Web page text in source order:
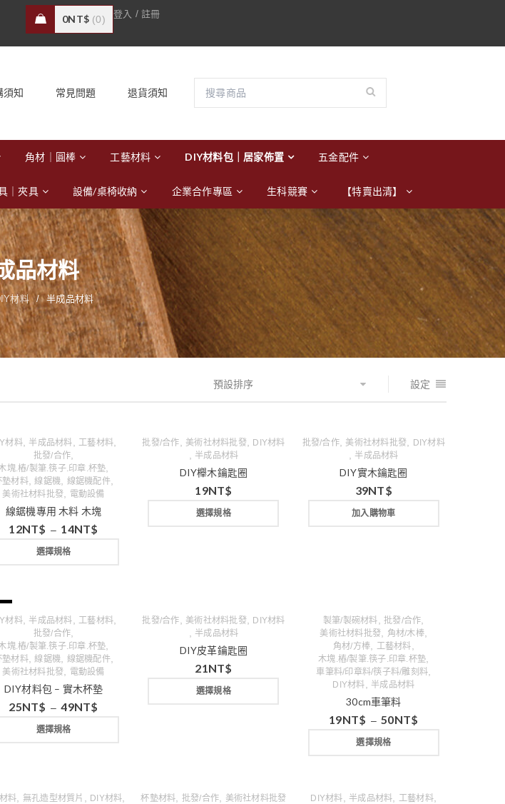
0NT$ 0 登入 / 註冊
須知 常見問題 退貨須知
角材｜圓棒 工藝材料 DIY材料包｜居家佈置 五金配件
｜夾具 設備/桌椅收納 企業合作專區 生科競賽 【特賣出清】
品材料
材料 / 半成品材料
設定
預設排序
材料, 半成品材料 工藝材料
批發/合作
塊.樁/製筆.筷子.印章.杯墊
墊材料,線鋸機 線鋸機配件,
美術社材料批發 電動設備
線鋸機專用 木料 木塊
12NT$ – 14NT$
選擇規格
批發/合作 美術社材料批發, DIY材料
半成品材料
DIY櫸木鑰匙圈
19NT$
選擇規格
批發/合作, 美術社材料批發 DIY材料
半成品材料
DIY實木鑰匙圈
39NT$
加入購物車
材料, 半成品材料 工藝材料
批發/合作
塊.樁/製筆.筷子.印章.杯墊
墊材料,線鋸機 線鋸機配件,
美術社材料批發 電動設備
DIY材料包 – 實木杯墊
25NT$ – 49NT$
選擇規格
批發/合作 美術社材料批發, DIY材料
半成品材料
DIY皮革鑰匙圈
21NT$
選擇規格
製筆/製碗材料 ,批發/合作
美術社材料批發 角材/木棒,
角材/方棒 工藝材料
木塊.樁/製筆.筷子.印章.杯墊
車筆料/印章料/筷子料/雕刻料
DIY材料 半成品材料
30cm車筆料
19NT$ – 50NT$
選擇規格
料 無孔造型材質片 DIY材料 杯墊材料 批發/合作 美術社材料批發 DIY材料 半成品材料 工藝材料,